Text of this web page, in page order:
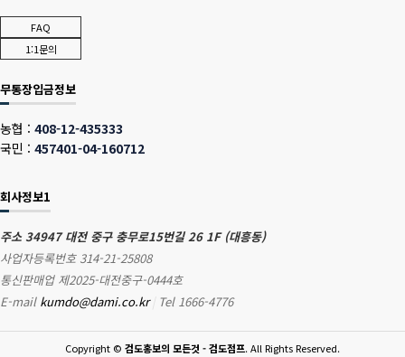
FAQ
1:1문의
무통장입금정보
농협 : 408-12-435333
국민 : 457401-04-160712
회사정보1
주소 34947 대전 중구 충무로15번길 26 1F (대흥동)
사업자등록번호 314-21-25808
통신판매업 제2025-대전중구-0444호
E-mail kumdo@dami.co.kr Tel 1666-4776
Copyright © 검도홍보의 모든것 - 검도점프. All Rights Reserved.